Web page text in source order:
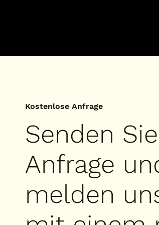
Kostenlose Anfrage
Senden
Anfrage
melden